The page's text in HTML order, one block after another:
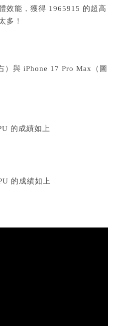
效能，獲得 1965915 的超高
多！
）與 iPhone 17 Pro Max（圖
的成績如上
的成績如上